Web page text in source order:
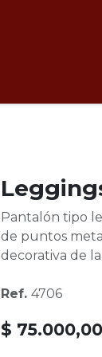
Pantalón tipo
de puntos
decorativa de
Ref. 4706
$ 75.000,00